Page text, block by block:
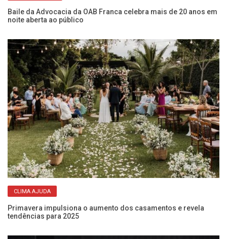
Baile da Advocacia da OAB Franca celebra mais de 20 anos em
noite aberta ao público
CLIMA AJUDA
Primavera impulsiona o aumento dos casamentos e revela
tendências para 2025